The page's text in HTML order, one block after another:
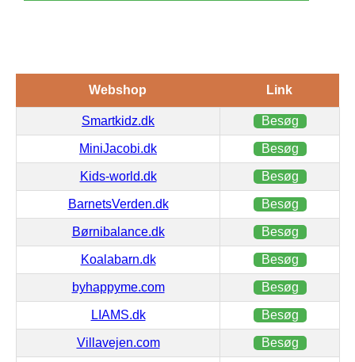
Webshop Link
Smartkidz.dk Besøg
MiniJacobi.dk Besøg
Kids-world.dk Besøg
BarnetsVerden.dk Besøg
Børnibalance.dk Besøg
Koalabarn.dk Besøg
byhappyme.com Besøg
LIAMS.dk Besøg
Villavejen.com Besøg